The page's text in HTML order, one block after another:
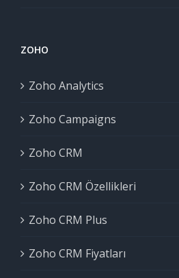
ZOHO
Zoho Analytics
Zoho Campaigns
Zoho CRM
Zoho CRM Özellikleri
Zoho CRM Plus
Zoho CRM Fiyatları